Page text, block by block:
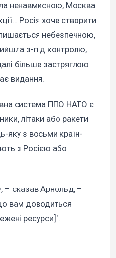
ненавмисною, Москва
Росія хоче створити
небезпечною,
з-під контролю,
більше застряглою
видання.
система ППО НАТО є
літаки або ракети
яку з восьми країн-
з Росією або
– сказав Арнольд, –
вам доводиться
ресурси]".